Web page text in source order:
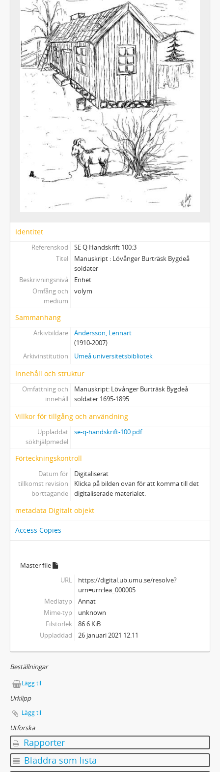
Identitet
Referenskod
SE Q Handskrift 100:3
Titel
Manuskript : Lövånger Burträsk Bygdeå
soldater
Beskrivningsnivå
Enhet
Omfång och
medium
volym
Sammanhang
Arkivbildare
Andersson, Lennart
(1910-2007)
Arkivinstitution
Umeå universitetsbibliotek
Innehåll och struktur
Omfattning och
innehåll
Manuskript: Lövånger Burträsk Bygdeå
soldater 1695-1895
Villkor för tillgång och användning
Uppladdat
sökhjälpmedel
se-q-handskrift-100.pdf
Förteckningskontroll
Datum för
tillkomst revision
borttagande
Digitaliserat
Klicka på bilden ovan för att komma till det
digitaliserade materialet.
metadata Digitalt objekt
Access Copies
Master file
URL
https://digital.ub.umu.se/resolve?
urn=urn:lea_000005
Mediatyp
Annat
Mime-typ
unknown
Filstorlek
86.6 KiB
Uppladdad
26 januari 2021 12.11
Beställningar
Lägg till
Urklipp
Lägg till
Utforska
Rapporter
Bläddra som lista